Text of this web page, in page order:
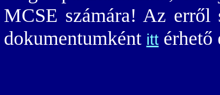
MCSE számára! Az
dokumentumként itt érhető